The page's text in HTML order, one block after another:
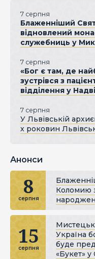
7 серпня
Блаженніший
відновлений
служебниць у
7 серпня
«Бог є там, де
зустрівся з
відділення у
7 серпня
У Львівській
х роковин
Анонси
8
серпня
Коломию
15
серпня
Україна
буде
«Букет» у